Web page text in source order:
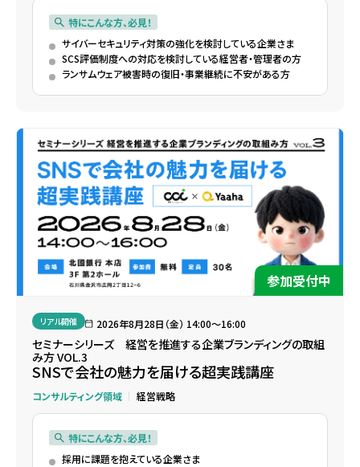
特にこんな方、必見！
サイバーセキュリティ対策の強化を検討している企業さま
SCS評価制度への対応を検討している経営者・管理者の方
ランサムウェア被害時の復旧・事業継続に不安がある方
参加受付中
リアル開催 2026年8月28日（金） 14:00〜16:00
セミナーシリーズ 経営を推進する企業ブランディングの取組
み方 VOL.3
SNSで会社の魅力を届ける超実践講座
コンサルティング領域 経営戦略
特にこんな方、必見！
採用に課題を抱えている企業さま